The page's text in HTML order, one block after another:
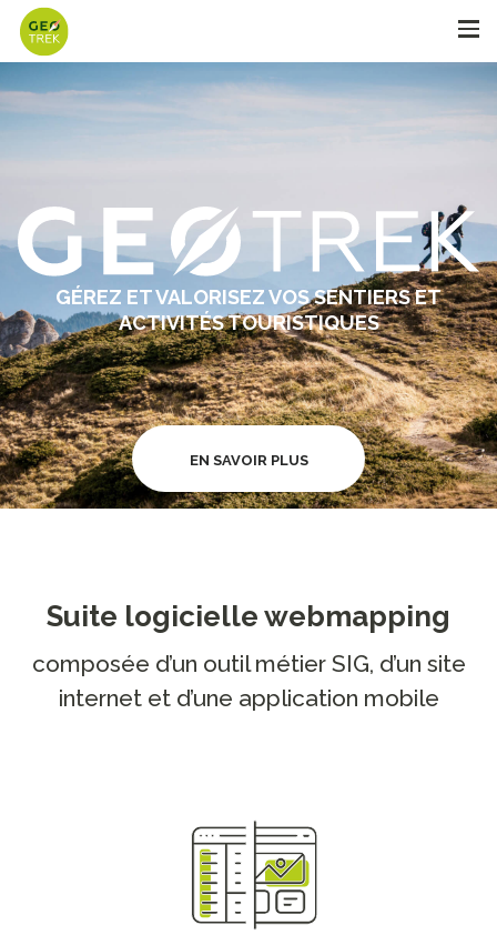
Geotrek
GÉREZ ET VALORISEZ VOS SENTIERS ET
ACTIVITÉS TOURISTIQUES
EN SAVOIR PLUS
Suite logicielle webmapping
composée d’un outil métier SIG, d’un site
internet et d’une application mobile